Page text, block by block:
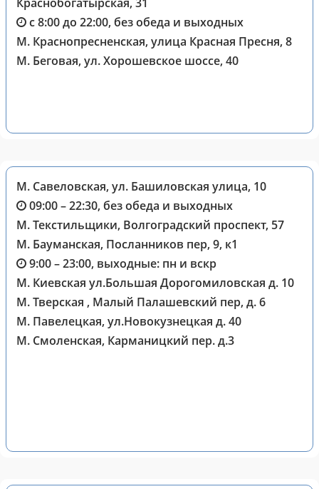
с 8:00 до 22:00, без обеда и выходных
М. Краснопресненская, улица Красная Пресня, 8
М. Беговая, ул. Хорошевское шоссе, 40
М. Савеловская, ул. Башиловская улица, 10
09:00 – 22:30, без обеда и выходных
М. Текстильщики, Волгоградский проспект, 57
М. Бауманская, Посланников пер, 9, к1
9:00 – 23:00, выходные: пн и вскр
М. Киевская ул.Большая Дорогомиловская д. 10
М. Тверская , Малый Палашевский пер, д. 6
М. Павелецкая, ул.Новокузнецкая д. 40
М. Смоленская, Карманицкий пер. д.3